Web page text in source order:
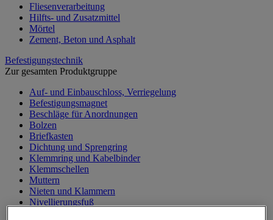
Fliesenverarbeitung
Hilfts- und Zusatzmittel
Mörtel
Zement, Beton und Asphalt
Befestigungstechnik
Zur gesamten Produktgruppe
Auf- und Einbauschloss, Verriegelung
Befestigungsmagnet
Beschläge für Anordnungen
Bolzen
Briefkasten
Dichtung und Sprengring
Klemmring und Kabelbinder
Klemmschellen
Muttern
Nieten und Klammern
Nivellierungsfuß